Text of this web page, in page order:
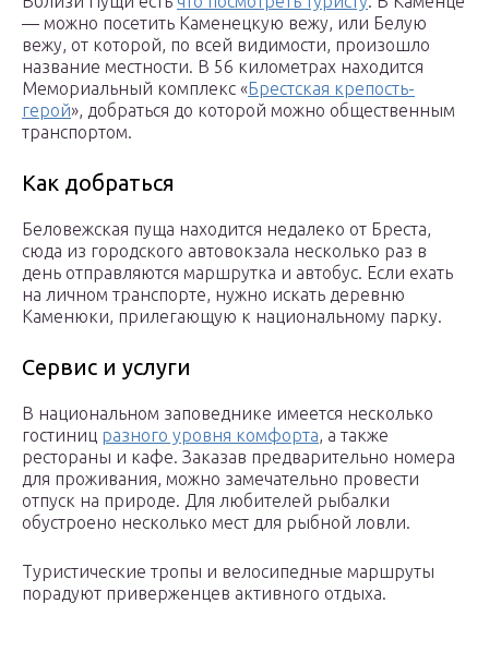
— можно посетить Каменецкую вежу, или Белую
вежу, от которой, по всей видимости, произошло
название местности. В 56 километрах находится
Мемориальный комплекс «Брестская крепость-
герой», добраться до которой можно общественным
транспортом.
Как добраться
Беловежская пуща находится недалеко от Бреста,
сюда из городского автовокзала несколько раз в
день отправляются маршрутка и автобус. Если ехать
на личном транспорте, нужно искать деревню
Каменюки, прилегающую к национальному парку.
Сервис и услуги
В национальном заповеднике имеется несколько
гостиниц разного уровня комфорта, а также
рестораны и кафе. Заказав предварительно номера
для проживания, можно замечательно провести
отпуск на природе. Для любителей рыбалки
обустроено несколько мест для рыбной ловли.
Туристические тропы и велосипедные маршруты
порадуют приверженцев активного отдыха.